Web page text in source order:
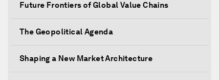
Future Frontiers of Global Value Chains
The Geopolitical Agenda
Shaping a New Market Architecture